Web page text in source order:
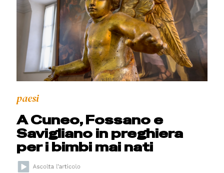
paesi
A Cuneo, Fossano e
Savigliano in preghiera
per i bimbi mai nati